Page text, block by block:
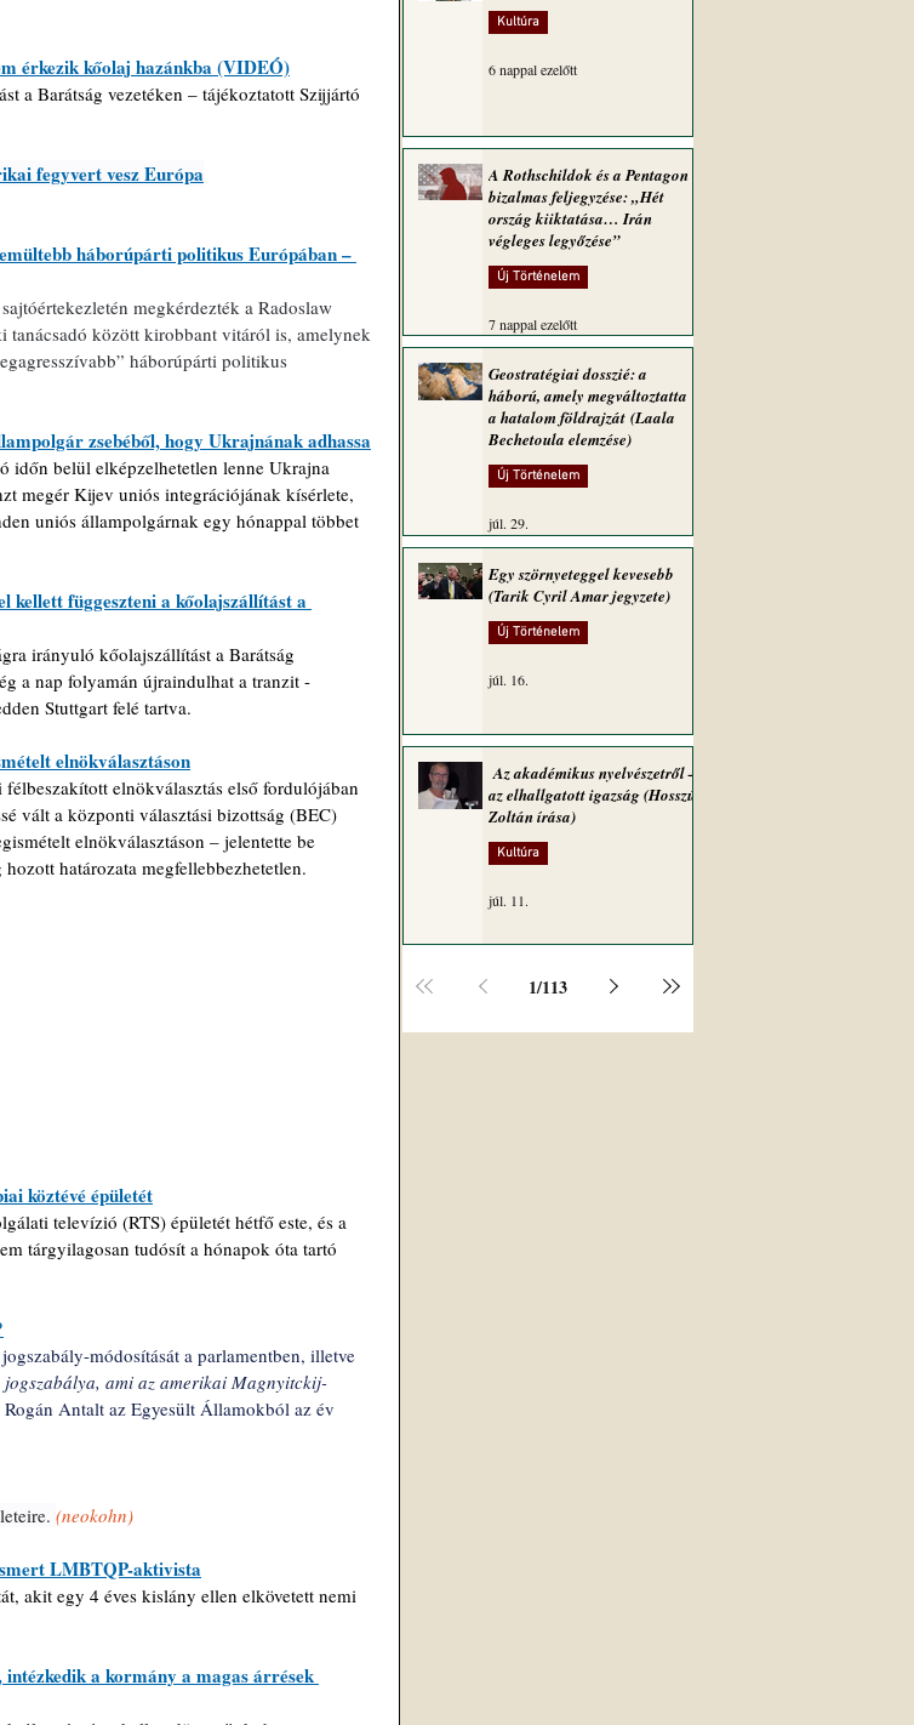
érkezik kőolaj hazánkba (VIDEÓ)
a Barátság vezetéken – tájékoztatott Szijjártó
fegyvert vesz Európa
háborúpárti politikus Európában –
megkérdezték a Radoslaw
között kirobbant vitáról is, amelynek
háborúpárti politikus
zsebéből, hogy Ukrajnának adhassa
időn belül elképzelhetetlen lenne Ukrajna
megér Kijev uniós integrációjának kísérlete,
uniós állampolgárnak egy hónappal többet
függeszteni a kőolajszállítást a
irányuló kőolajszállítást a Barátság
a nap folyamán újraindulhat a tranzit -
Stuttgart felé tartva.
elnökválasztáson
elnökválasztás első fordulójában
vált a központi választási bizottság (BEC)
elnökválasztáson – jelentette be
határozata megfellebbezhetetlen.
köztévé épületét
televízió (RTS) épületét hétfő este, és a
tárgyilagosan tudósít a hónapok óta tartó
módosítását a parlamentben, illetve
ami az amerikai Magnyitckij-
Antalt az Egyesült Államokból az év
(neokohn)
LMBTQP-aktivista
akit egy 4 éves kislány ellen elkövetett nemi
a kormány a magas árrések
Kultúra
6 nappal ezelőtt
A Rothschildok és a Pentagon
bizalmas feljegyzése: „Hét
ország kiiktatása… Irán
végleges legyőzése”
Új Történelem
7 nappal ezelőtt
Geostratégiai dosszié: a
háború, amely megváltoztatta
a hatalom földrajzát (Laala
Bechetoula elemzése)
Új Történelem
júl. 29.
Egy szörnyeteggel kevesebb
(Tarik Cyril Amar jegyzete)
Új Történelem
júl. 16.
Az akadémikus nyelvészetről –
az elhallgatott igazság (Hosszú
Zoltán írása)
Kultúra
júl. 11.
1/113